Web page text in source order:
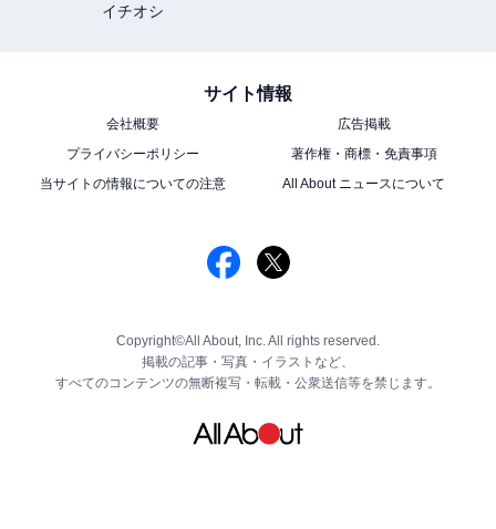
イチオシ
サイト情報
会社概要
広告掲載
プライバシーポリシー
著作権・商標・免責事項
当サイトの情報についての注意
All About ニュースについて
Copyright©All About, Inc. All rights reserved.
掲載の記事・写真・イラストなど、
すべてのコンテンツの無断複写・転載・公衆送信等を禁じます。